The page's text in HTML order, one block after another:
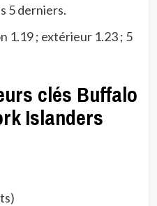
5 derniers.
1.19 ; extérieur 1.23 ; 5
clés Buffalo
Islanders